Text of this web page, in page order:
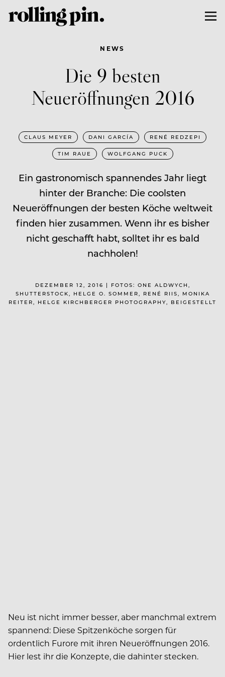
NEWS
Die 9 besten
Neueröffnungen 2016
CLAUS MEYER DANI GARCÍA RENÉ REDZEPI
TIM RAUE WOLFGANG PUCK
Ein gastronomisch spannendes Jahr liegt
hinter der Branche: Die coolsten
Neueröffnungen der besten Köche weltweit
finden hier zusammen. Wenn ihr es bisher
nicht geschafft habt, solltet ihr es bald
nachholen!
DEZEMBER 12, 2016 | FOTOS: ONE ALDWYCH,
SHUTTERSTOCK, HELGE O. SOMMER, RENÉ RIIS, MONIKA
REITER, HELGE KIRCHBERGER PHOTOGRAPHY, BEIGESTELLT
Neu ist nicht immer besser, aber manchmal extrem
spannend: Diese Spitzenköche sorgen für
ordentlich Furore mit ihren Neueröffnungen 2016.
Hier lest ihr die Konzepte, die dahinter stecken.